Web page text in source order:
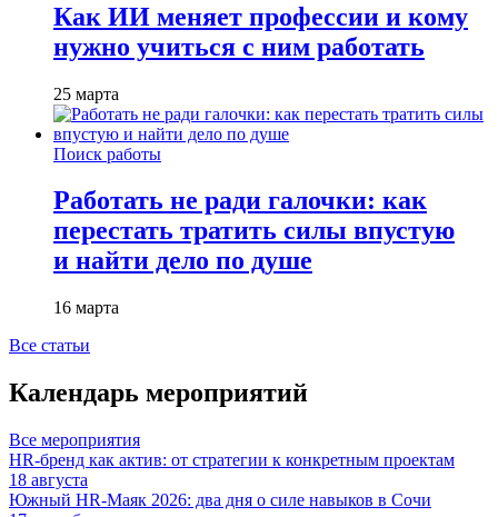
Как ИИ меняет профессии и кому
нужно учиться с ним работать
25 марта
Поиск работы
Работать не ради галочки: как
перестать тратить силы впустую
и найти дело по душе
16 марта
Все статьи
Календарь мероприятий
Все мероприятия
HR-бренд как актив: от стратегии к конкретным проектам
18 августа
Южный HR-Маяк 2026: два дня о силе навыков в Сочи